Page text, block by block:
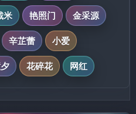
米 艳照门
金采源
辛芷蕾
小爱
花碎花 网红